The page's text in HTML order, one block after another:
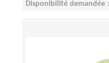
Disponibilité demandée :